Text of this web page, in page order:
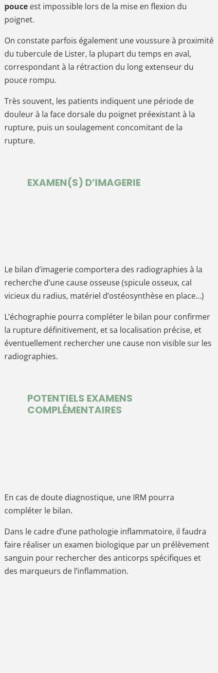
pouceest impossible lors de la mise en flexion du
poignet.
On constate parfois également une voussure à proximité
du tubercule de Lister, la plupart du temps en aval,
correspondant à la rétraction du long extenseur du
pouce rompu.
Très souvent, les patients indiquent une période de
douleur à la face dorsale du poignet préexistant à la
rupture, puis un soulagement concomitant de la
rupture.
EXAMEN(S) D’IMAGERIE
Le bilan d’imagerie comportera des radiographies à la
recherche d’une cause osseuse (spicule osseux, cal
vicieux du radius, matériel d’ostéosynthèse en place…)
L’échographie pourra compléter le bilan pour confirmer
la rupture définitivement, et sa localisation précise, et
éventuellement rechercher une cause non visible sur les
radiographies.
POTENTIELS EXAMENS
COMPLÉMENTAIRES
En cas de doute diagnostique, une IRM pourra
compléter le bilan.
Dans le cadre d’une pathologie inflammatoire, il faudra
faire réaliser un examen biologique par un prélèvement
sanguin pour rechercher des anticorps spécifiques et
des marqueurs de l’inflammation.